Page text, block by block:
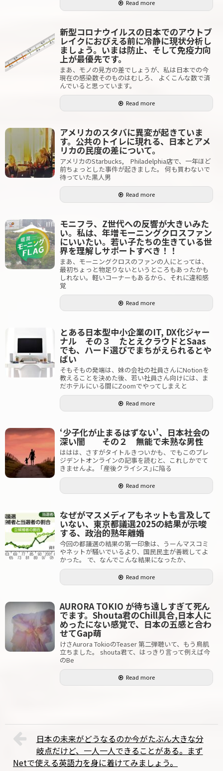
Read more
新型コロナウイルスの日本でのアウトブ
レイクにおびえる前に冷静に現状分析し
ましょう。いまは防止、そして免疫力向
上が最優先です。
まあ、モノの見方の差でしょうが、私は日本での今
現在の感染数そのものはむしろ、 よくこんな数で済
んでいると思っています。
Read more
アメリカのスタバに異変が起きていま
す。公共のトイレに現れる、日本とアメ
リカの民度の差について。
アメリカのStarbucks, Philadelphia店で、一年ほど
前ちょっとした事件が起きました。 何も買わないで
待っていた黒人男
Read more
モニフラ、Z世代への反響が大きいみた
い。私は、年増モーニングクロスファン
にいいたい。若い子たちの生きている世
界を理解しサポートすべき！！
まあ、モーニングクロスのファンの人にとっては、
最初ちょっと物足りないというところもあったかも
しれない。軽いコーナーもあるから、それに違和感
覚
Read more
とある日本型中小企業のIT, DX化ジャー
ナル その３ たとえクラウドとSaas
でも、ハード選びでまちがえられるとや
ばい
そもそもの発端は、妹の会社の社員さんにNotionを
教えることを決めた後、若い社員さん向けには、ま
だホテルにいる間にZoomでやってしまえと
Read more
‘少子化が止まるはずない’、日本社会の
深い闇 その２ 無能で未熟な男性
ははは、さすがタイトルきついかも、でもこのプレ
ジデントオンラインの記事を読むと、これしかでて
きませんよ。 ｢産後クライシス｣に陥る
Read more
なぜがマスメディアもネットも言及して
いない、東京都議選2025の結果が示唆
する、政治的熟年離婚
今回の都議選の結果の第一印象は、うーんマスコミ
やネットが騒いでいるより、国民民主が善戦してよ
かった。 で、なんでこんな結果になったか、
Read more
AURORA TOKIO が待ち遠しすぎて死ん
でます。Shouta君のChill具合,日本人に
めったにない感覚で、日本の五感と合わ
せてGap萌
けさAurora TokioのTeaser 第二弾聴いて、もう鳥肌
立ちました。 shouta君て、はっきり言って例えば今
のBe
Read more
日本の未来がどうなるのか今がたぶん大きな分
岐点だけど、一人一人できることがある。まず
Netで使える英語力を身に着けてみましょう。